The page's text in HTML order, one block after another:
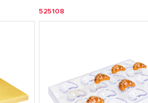
525108